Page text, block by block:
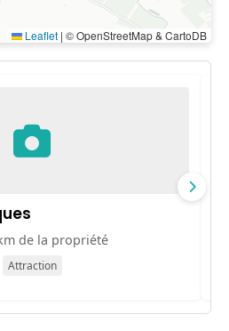
Leaflet | © OpenStreetMap & CartoDB
de la propriété
Attraction